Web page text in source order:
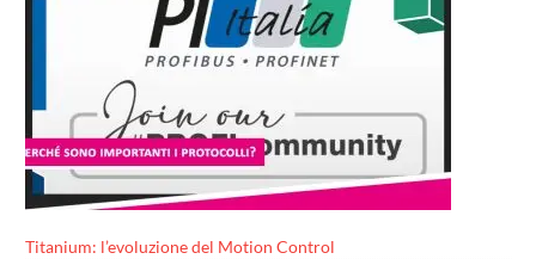
Titanium: l’evoluzione del Motion Control